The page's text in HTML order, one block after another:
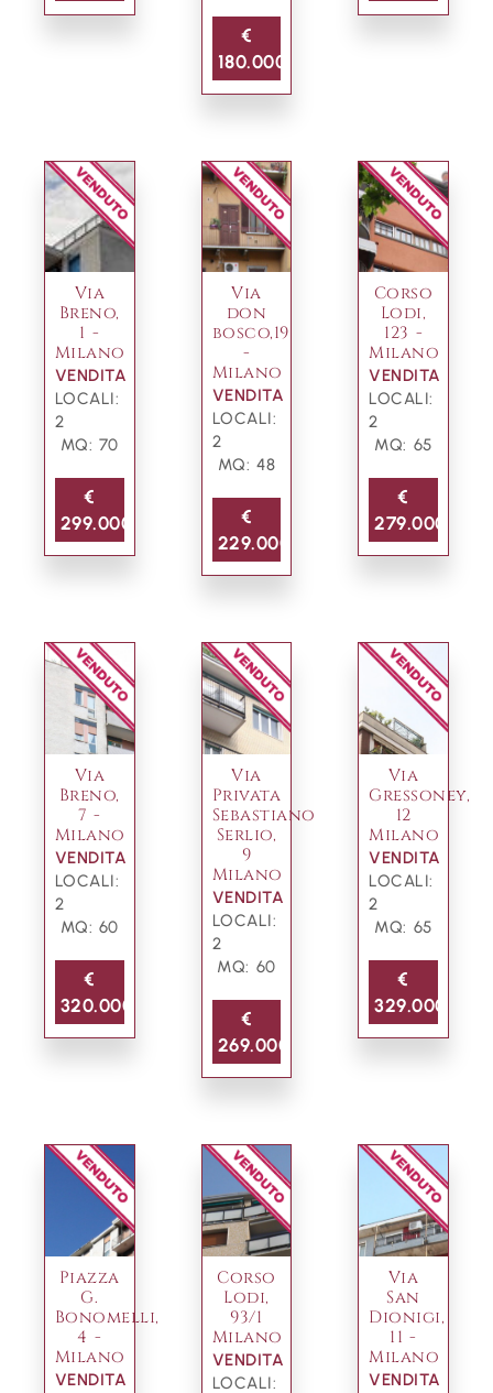
€
180.000
Via
Breno,
1 -
Milano
VENDITA
LOCALI:
2
MQ: 70
€
299.000
Via
don
bosco,19
-
Milano
VENDITA
LOCALI:
2
MQ: 48
€
229.000
Corso
Lodi,
123 -
Milano
VENDITA
LOCALI:
2
MQ: 65
€
279.000
Via
Breno,
7 -
Milano
VENDITA
LOCALI:
2
MQ: 60
€
320.000
Via
Privata
Sebastiano
Serlio,
9
Milano
VENDITA
LOCALI:
2
MQ: 60
€
269.000
Via
Gressoney,
12
Milano
VENDITA
LOCALI:
2
MQ: 65
€
329.000
Piazza
G.
Bonomelli,
4 -
Milano
VENDITA
Corso
Lodi,
93/1
Milano
VENDITA
LOCALI:
Via
San
Dionigi,
11 -
Milano
VENDITA